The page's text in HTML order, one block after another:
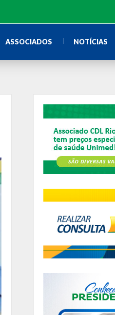
ASSOCIADOS NOTÍCIAS